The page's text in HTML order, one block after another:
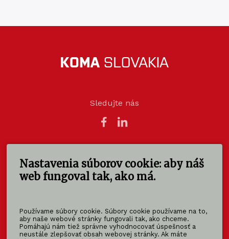
Nastavenia súborov cookie: aby náš
web fungoval tak, ako má.
Používame súbory cookie. Súbory cookie používame na to,
aby naše webové stránky fungovali tak, ako chceme.
Pomáhajú nám tiež správne vyhodnocovať úspešnosť a
neustále zlepšovať obsah webovej stránky. Ak máte
Sledujte nás
KOMA SLOVAKIA s.r.o.
Štúrova 140
949 01 Nitra - Mlynárce
info@koma-slovakia.sk
+ 421 37 6518 325